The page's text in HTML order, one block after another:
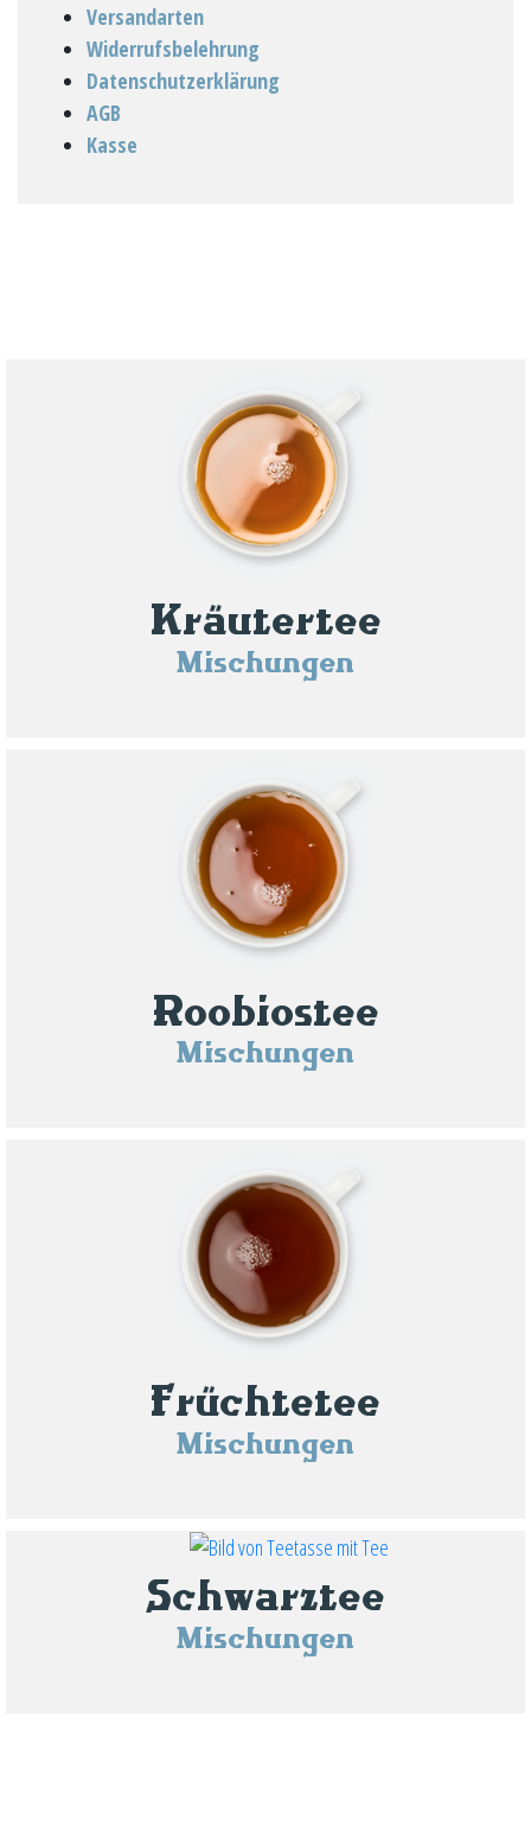
Versandarten
Widerrufsbelehrung
Datenschutzerklärung
AGB
Kasse
Kräutertee
Mischungen
Roobiostee
Mischungen
Früchtetee
Mischungen
Schwarztee
Mischungen